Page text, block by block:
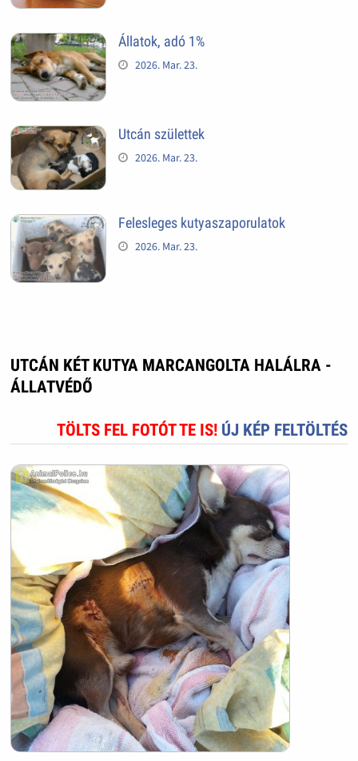
Állatok, adó 1%
2026. Mar. 23.
Utcán születtek
2026. Mar. 23.
Felesleges kutyaszaporulatok
2026. Mar. 23.
UTCÁN KÉT KUTYA MARCANGOLTA HALÁLRA -
ÁLLATVÉDŐ
TÖLTS FEL FOTÓT TE IS! ÚJ KÉP FELTÖLTÉS